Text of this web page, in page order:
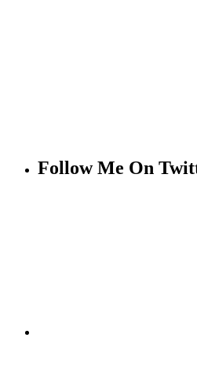
Follow Me On